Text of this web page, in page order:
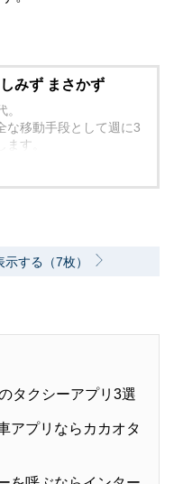
みず まさかず
な移動手段として週に3
す。
アプリはGOです。
する（7枚）
タクシーアプリ3選
アプリならカカオタ